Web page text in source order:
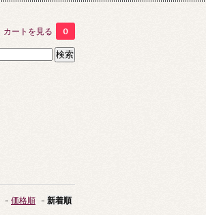
カートを見る 0
- 価格順 - 新着順